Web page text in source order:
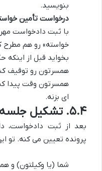
بنویسید.
درخواست تأمین
با ثبت دادخواست
خواسته» رو هم مطرح
بخواید قبل از اینکه
همسرتون رو توقیف
همسرتون وقت پیدا
ای بزنه.
۵.۴. تشکیل جلسه رسیدگی
بعد از ثبت دادخواست،
پرونده تعیین می کنه. تو
شما (یا وکیلتون) و